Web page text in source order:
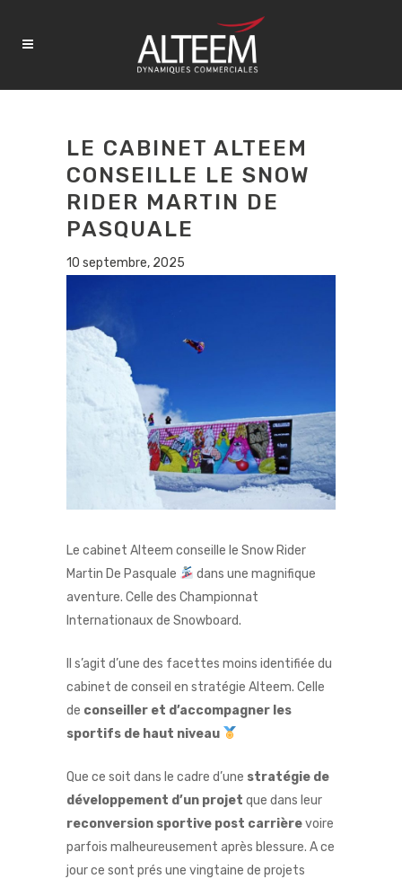
LE CABINET ALTEEM
CONSEILLE LE SNOW
RIDER MARTIN DE
PASQUALE
10 septembre, 2025
Le cabinet Alteem conseille le Snow Rider
Martin De Pasquale
dans une magnifique
aventure. Celle des Championnat
Internationaux de Snowboard.
Il s’agit d’une des facettes moins identifiée du
cabinet de conseil en stratégie Alteem. Celle
de conseiller et d’accompagner les
sportifs de haut niveau
Que ce soit dans le cadre d’une stratégie de
développement d’un projet que dans leur
reconversion sportive post carrièrevoire
parfois malheureusement après blessure. A ce
jour ce sont prés une vingtaine de projets